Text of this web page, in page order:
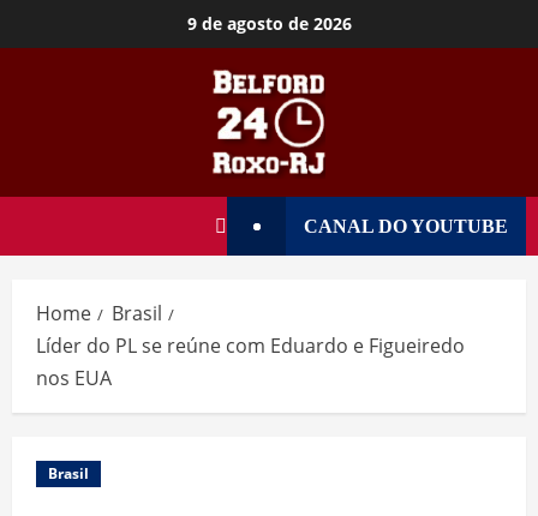
9 de agosto de 2026
CANAL DO YOUTUBE
Home
Brasil
Líder do PL se reúne com Eduardo e Figueiredo
nos EUA
Brasil